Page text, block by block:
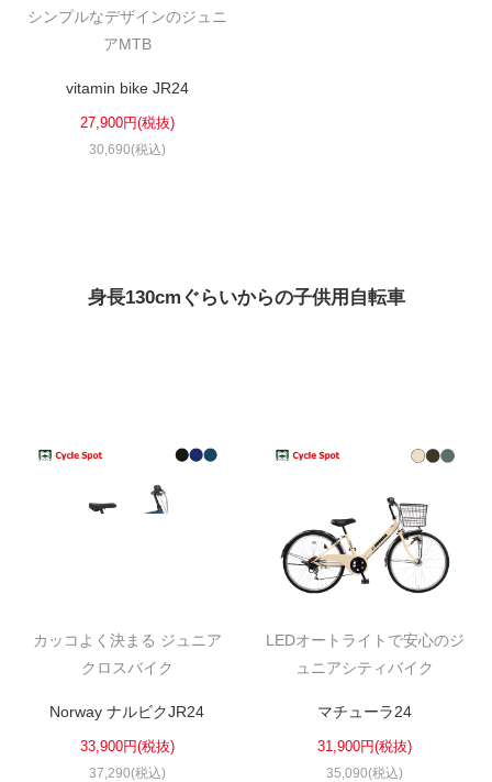
シンプルなデザインのジュニ
アMTB
vitamin bike JR24
27,900円(税抜)
30,690(税込)
身長130cmぐらいからの子供用自転車
カッコよく決まる ジュニア
クロスバイク
Norway ナルビクJR24
33,900円(税抜)
37,290(税込)
LEDオートライトで安心のジ
ュニアシティバイク
マチューラ24
31,900円(税抜)
35,090(税込)